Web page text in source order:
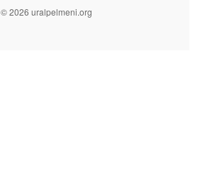
© 2026 uralpelmeni.org